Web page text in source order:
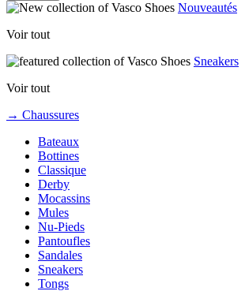
Nouveautés
Voir tout
Sneakers
Voir tout
→ Chaussures
Bateaux
Bottines
Classique
Derby
Mocassins
Mules
Nu-Pieds
Pantoufles
Sandales
Sneakers
Tongs